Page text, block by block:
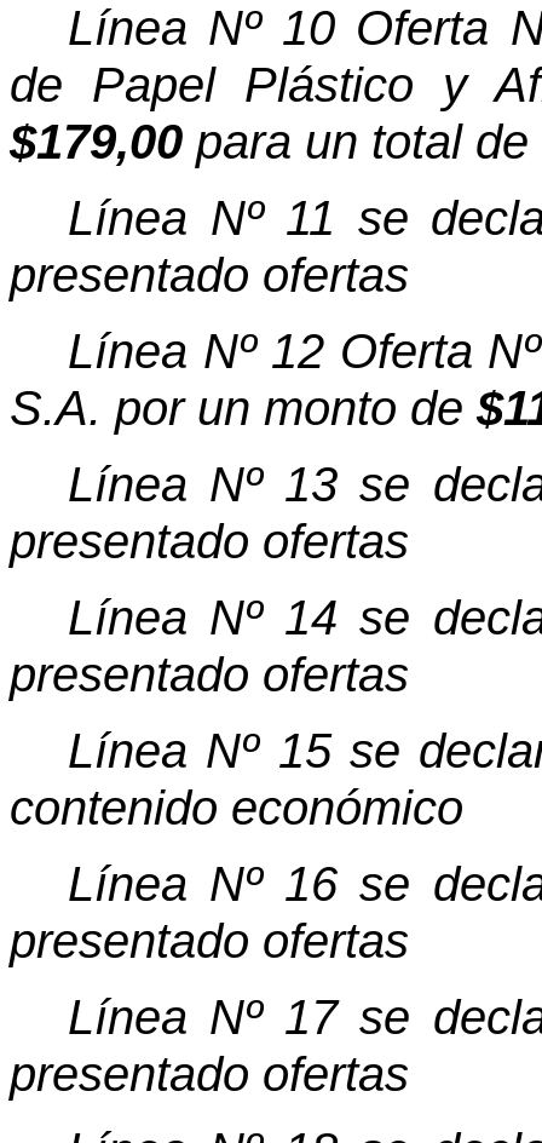
Línea Nº 10 Oferta
de Papel Plástico y
$179,00 para un total
Línea Nº 11 se
presentado ofertas
Línea Nº 12 Oferta
S.A. por un monto de
Línea Nº 13 se
presentado ofertas
Línea Nº 14 se
presentado ofertas
Línea Nº 15 se
contenido económico
Línea Nº 16 se
presentado ofertas
Línea Nº 17 se
presentado ofertas